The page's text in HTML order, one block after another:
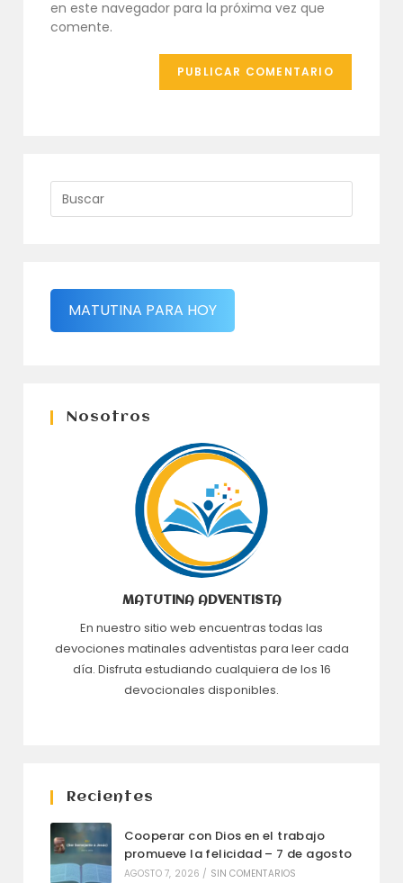
(opcional)
en este navegador para la próxima vez que
comente.
MATUTINA PARA HOY
Nosotros
MATUTINA ADVENTISTA
En nuestro sitio web encuentras todas las
devociones matinales adventistas para leer cada
día. Disfruta estudiando cualquiera de los 16
devocionales disponibles.
Recientes
Cooperar con Dios en el trabajo
promueve la felicidad – 7 de agosto
AGOSTO 7, 2026 / SIN COMENTARIOS